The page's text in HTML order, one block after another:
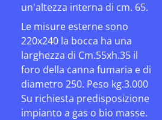
un'altezza interna di cm. 65.
Le misure esterne sono
220x240 la bocca ha una
larghezza di Cm.55xh.35 il
foro della canna fumaria e di
diametro 250. Peso kg.3.000
Su richiesta predisposizione
impianto a gas o bio masse.